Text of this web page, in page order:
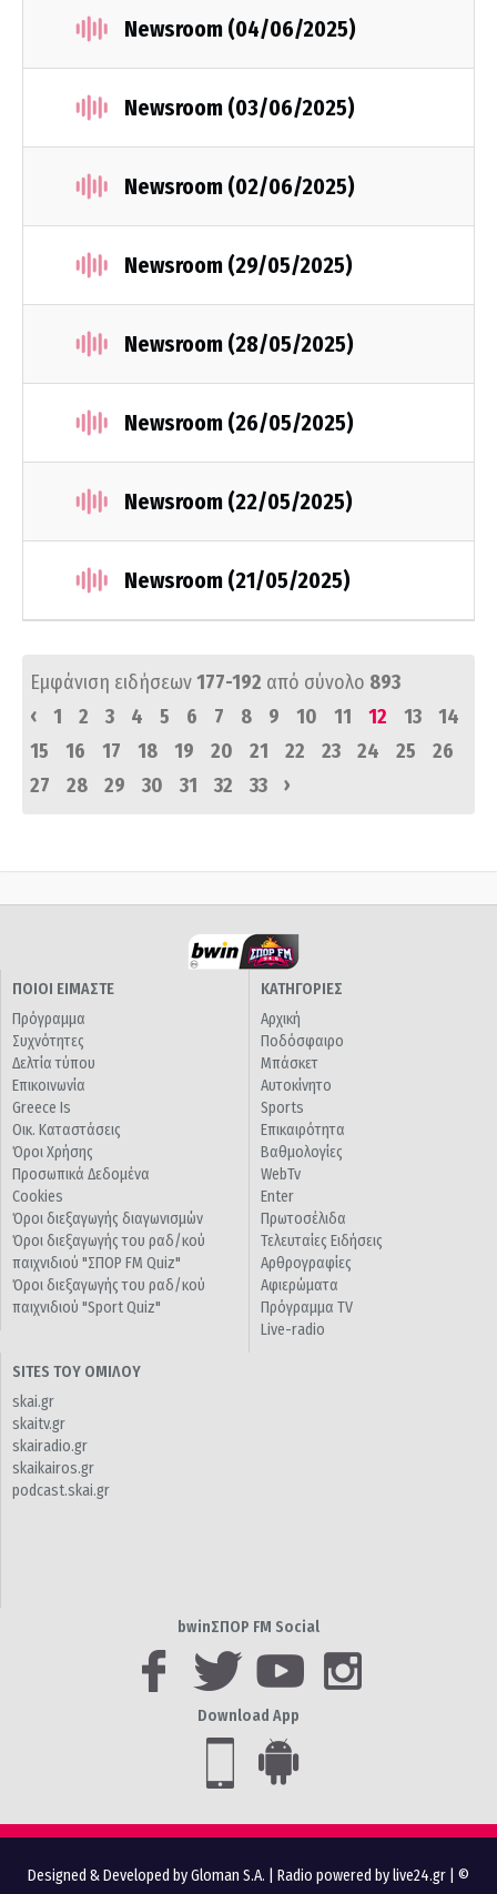
Newsroom (04/06/2025)
Newsroom (03/06/2025)
Newsroom (02/06/2025)
Newsroom (29/05/2025)
Newsroom (28/05/2025)
Newsroom (26/05/2025)
Newsroom (22/05/2025)
Newsroom (21/05/2025)
Εμφάνιση ειδήσεων177-192 από σύνολο 893
‹
1 2 3 4 5 6 7 8 9 10 11 12 13
14
15
16 17 18 19 20 21 22 23 24 25
26
27
28 29 30 31 32 33 ›
ΠΟΙΟΙ ΕΙΜΑΣΤΕ
Πρόγραμμα
Συχνότητες
Δελτία τύπου
Επικοινωνία
Greece Is
Οικ. Καταστάσεις
Όροι Χρήσης
Προσωπικά Δεδομένα
Cookies
Όροι διεξαγωγής διαγωνισμών
Όροι διεξαγωγής του ραδ/κού
παιχνιδιού "ΣΠΟΡ FM Quiz"
Όροι διεξαγωγής του ραδ/κού
παιχνιδιού "Sport Quiz"
ΚΑΤΗΓΟΡΙΕΣ
Αρχική
Ποδόσφαιρο
Μπάσκετ
Αυτοκίνητο
Sports
Επικαιρότητα
Βαθμολογίες
WebTv
Enter
Πρωτοσέλιδα
Τελευταίες Ειδήσεις
Αρθρογραφίες
Αφιερώματα
Πρόγραμμα TV
Live-radio
SITES ΤΟΥ ΟΜΙΛΟΥ
skai.gr
skaitv.gr
skairadio.gr
skaikairos.gr
podcast.skai.gr
bwinΣΠΟΡ FM Social
Download App
Designed & Developed by Gloman S.A. Radio powered by live24.gr | ©